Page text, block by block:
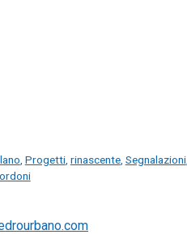
Progetti, rinascente, Segnalazioni,